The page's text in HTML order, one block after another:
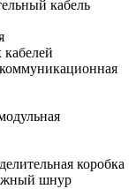
кабель
коробка
шнур